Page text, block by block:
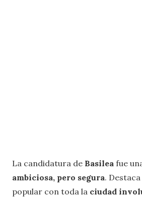
La candidatura de Basilea fue
ambiciosa, pero segura.
popular con toda la ciudad